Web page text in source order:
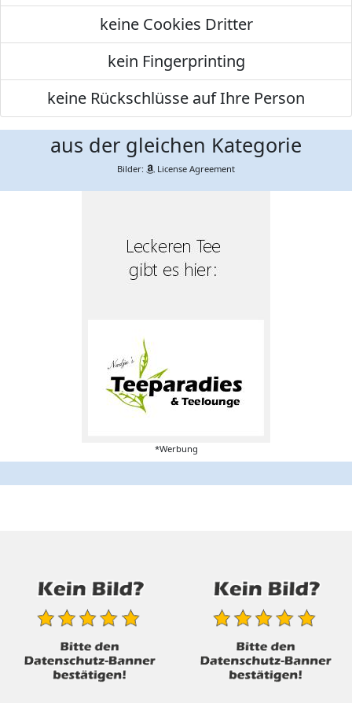
keine Cookies Dritter
kein Fingerprinting
keine Rückschlüsse auf Ihre Person
aus der gleichen Kategorie
Bilder: License Agreement
*Werbung